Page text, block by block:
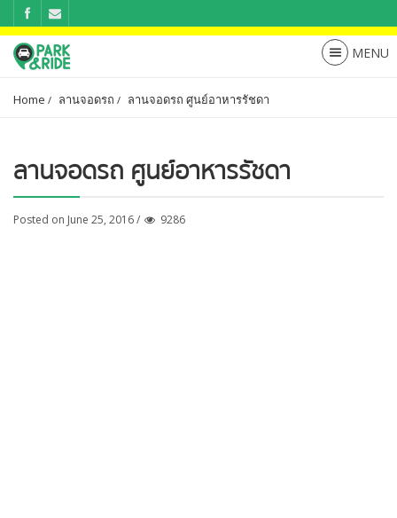
Home ลานจอดรถ ลานจอดรถ ศูนย์อาหารรัชดา
ลานจอดรถ ศูนย์อาหารรัชดา
Posted on June 25, 2016 / 9286